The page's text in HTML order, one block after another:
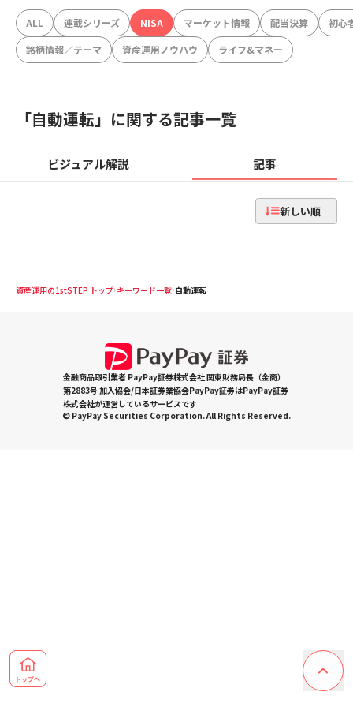
ALL 連載シリーズ NISA マーケット情報 配当決算
初心
銘柄情報／テーマ
資産運用ノウハウ ライフ&マネー
「自動運転」に関する記事一覧
ビジュアル解説 記事
新しい順
資産運用の1stSTEP トップ キーワード一覧 自動運転
金融商品取引業者 PayPay証券株式会社 関東財務局長（金商）
第2883号 加入協会/日本証券業協会PayPay証券はPayPay証券
株式会社が運営しているサービスです
© PayPay Securities Corporation. All Rights Reserved.